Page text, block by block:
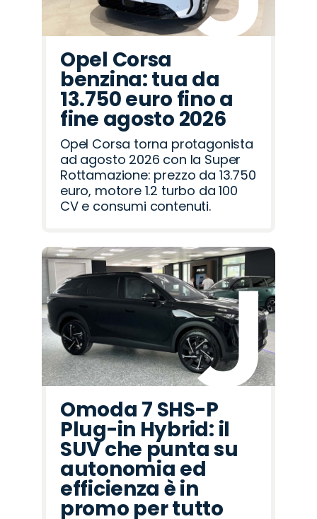
Opel Corsa
benzina: tua da
13.750 euro fino a
fine agosto 2026
Opel Corsa torna protagonista
ad agosto 2026 con la Super
Rottamazione: prezzo da 13.750
euro, motore 1.2 turbo da 100
CV e consumi contenuti.
Omoda 7 SHS-P
Plug-in Hybrid: il
SUV che punta su
autonomia ed
efficienza è in
promo per tutto